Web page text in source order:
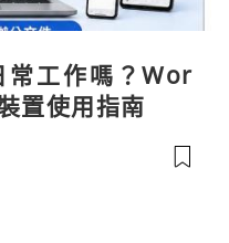
常工作嗎？Wor
置使用指南